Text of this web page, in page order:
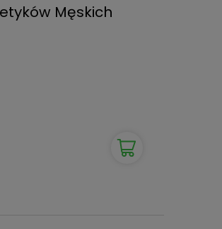
Męskich